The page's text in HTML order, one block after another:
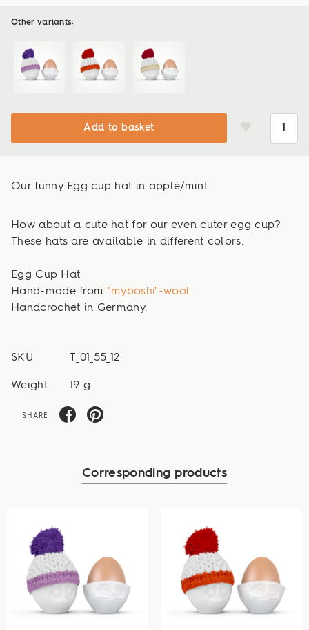
Other variants:
Add to basket
Our funny Egg cup hat in apple/mint
How about a cute hat for our even cuter egg cup?
These hats are available in different colors.
Egg Cup Hat
Hand-made from "myboshi"-wool.
Handcrochet in Germany.
SKU T_01_55_12
Weight 19 g
SHARE
Corresponding products